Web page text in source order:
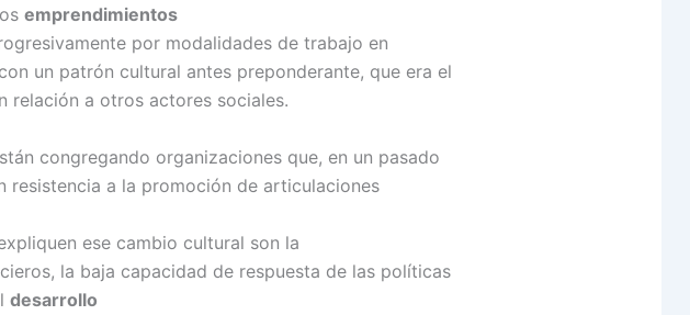
emprendimientos
por modalidades de trabajo en
un patrón cultural antes preponderante, que era el
relación a otros actores sociales.
congregando organizaciones que, en un pasado
resistencia a la promoción de articulaciones
ese cambio cultural son la
la baja capacidad de respuesta de las políticas
desarrollo